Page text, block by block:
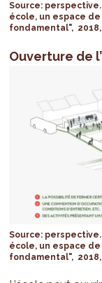
Source:
école, un espace
fondamental", 2018,
Ouverture de
Source:
école, un espace
fondamental", 2018,